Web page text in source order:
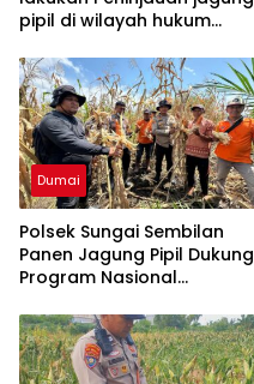
pipil di wilayah hukum
Dumai
Polsek Sungai Sembilan
Panen Jagung Pipil Dukung
Program Nasional
II Tahun 2026